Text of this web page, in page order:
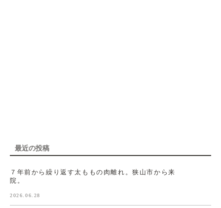
最近の投稿
７年前から繰り返す太ももの肉離れ。狭山市から来
院。
2026.06.28